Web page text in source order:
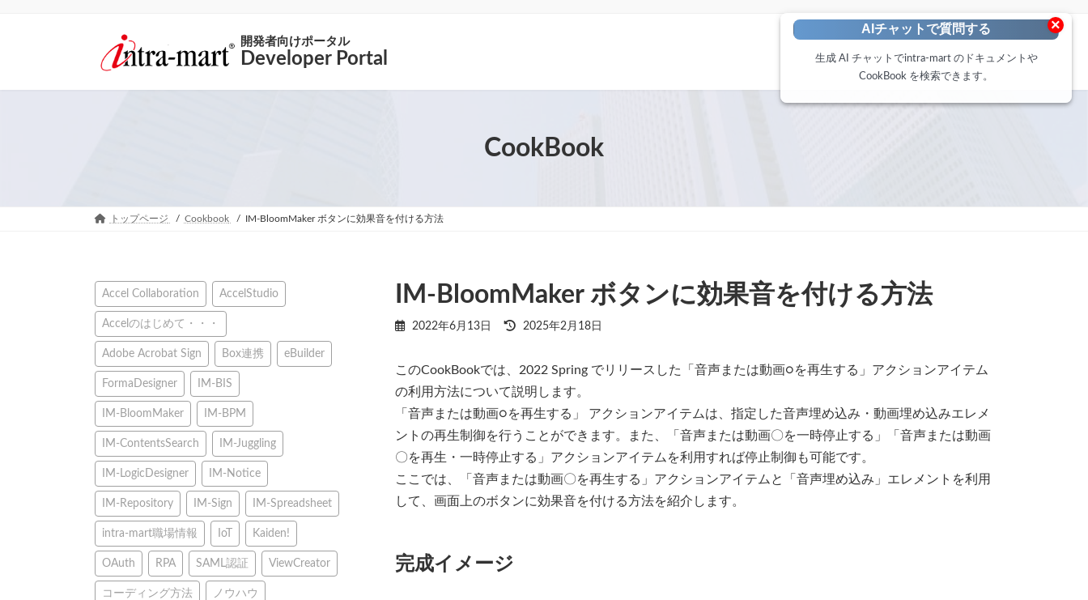
AIチャットで質問する
生成 AI チャットでintra-mart のドキュメントや
CookBook を検索できます。
×
開発者向けポータル
Developer Portal
CookBook
トップページ Cookbook IM-BloomMaker ボタンに効果音を付ける方法
IM-BloomMaker ボタンに効果音を付ける方法
2022年6月13日
最
新
日
時
:
2025年2月18日
このCookBookでは、2022 Spring でリリースした「音声または動画○を再生する」アクションアイテム
の利用方法について説明します。
「音声または動画○を再生する」 アクションアイテムは、指定した音声埋め込み・動画埋め込みエレメ
ントの再生制御を行うことができます。また、「音声または動画〇を一時停止する」「音声または動画
〇を再生・一時停止する」アクションアイテムを利用すれば停止制御も可能です。
ここでは、「音声または動画〇を再生する」アクションアイテムと「音声埋め込み」エレメントを利用
して、画面上のボタンに効果音を付ける方法を紹介します。
完成イメージ
Accel Collaboration AccelStudio
Accelのはじめて・・・
Adobe Acrobat Sign Box連携 eBuilder
FormaDesigner IM-BIS
IM-BloomMaker IM-BPM
IM-ContentsSearch IM-Juggling
IM-LogicDesigner IM-Notice
IM-Repository IM-Sign IM-Spreadsheet
intra-mart職場情報 IoT Kaiden!
OAuth RPA SAML認証 ViewCreator
コーディング方法 ノウハウ